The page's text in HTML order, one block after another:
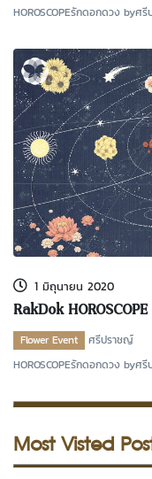
HOROSCOPEรักดอกดวง by
1 มิถุนายน 2020
RakDok
๑ ถึง ๑๖ มิถุนายน ๒๕๖
Flower Event
ศรีปราชญ์
HOROSCOPEรักดอกดวง by
Most Visted